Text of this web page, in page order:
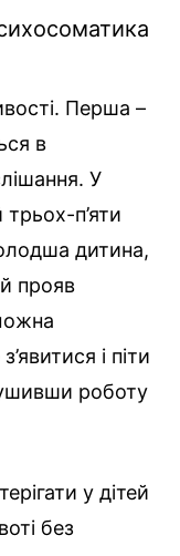
Перша –
в
У
трьох-п’яти
дитина,
прояв
і піти
роботу
у дітей
без